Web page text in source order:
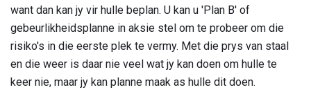
want dan kan jy vir hulle beplan. U kan u 'Plan B' of
gebeurlikheidsplanne in aksie stel om te probeer om die
risiko's in die eerste plek te vermy. Met die prys van staal
en die weer is daar nie veel wat jy kan doen om hulle te
keer nie, maar jy kan planne maak as hulle dit doen.